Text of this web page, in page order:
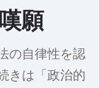
願
の自律性を認
きは「政治的